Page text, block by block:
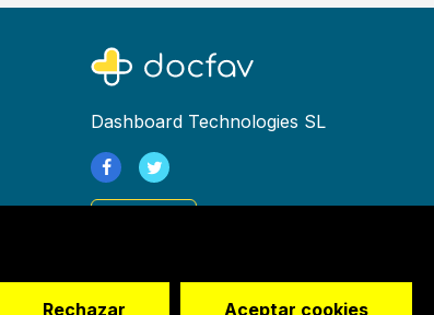
Dashboard Technologies SL
Rechazar Aceptar cookies